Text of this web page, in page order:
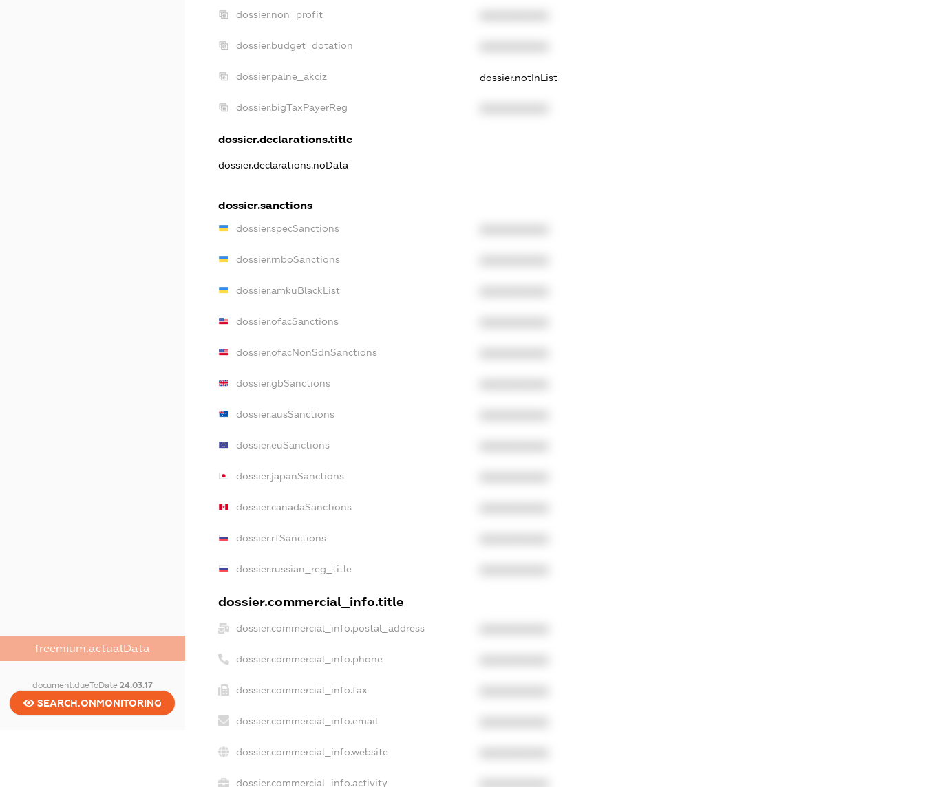
freemium.actualData
document.dueToDate 24.03.17
SEARCH.ONMONITORING
dossier.non_profit
dossier.budget_dotation
dossier.palne_akciz dossier.notInList
dossier.bigTaxPayerReg
dossier.declarations.title
dossier.declarations.noData
dossier.sanctions
dossier.specSanctions
dossier.rnboSanctions
dossier.amkuBlackList
dossier.ofacSanctions
dossier.ofacNonSdnSanctions
dossier.gbSanctions
dossier.ausSanctions
dossier.euSanctions
dossier.japanSanctions
dossier.canadaSanctions
dossier.rfSanctions
dossier.russian_reg_title
dossier.commercial_info.title
dossier.commercial_info.postal_address
dossier.commercial_info.phone
dossier.commercial_info.fax
dossier.commercial_info.email
dossier.commercial_info.website
dossier.commercial_info.activity